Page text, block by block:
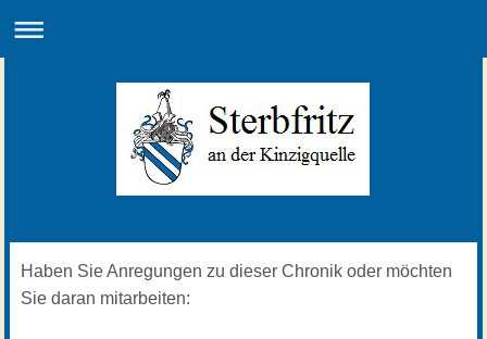
Haben Sie Anregungen zu dieser Chronik oder möchten
Sie daran mitarbeiten: